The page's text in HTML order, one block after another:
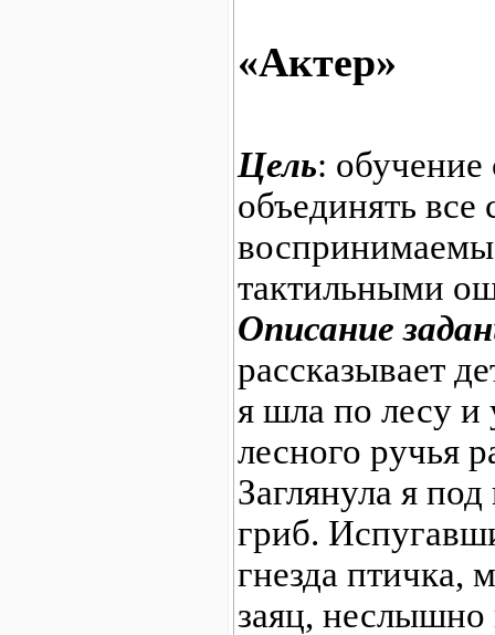
«Актер»
Цель: обучение
объединять все
тактильными
Описание
рассказывает
я шла по лесу и
лесного ручья
Заглянула я
гриб.
гнезда птичка,
заяц, неслышно